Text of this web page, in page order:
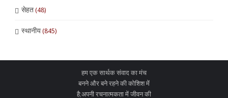
सेहत(48)
स्थानीय(845)
हम एक सार्थक संवाद का मंच
बनने और बने रहने की कोशिश में
है;अपनी रचनात्मकता में जीवन की